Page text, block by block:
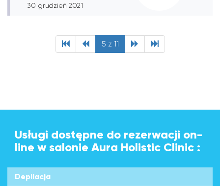
30 grudzień 2021
5 z 11
Usługi dostępne do rezerwacji on-
line w salonie Aura Holistic Clinic :
Depilacja